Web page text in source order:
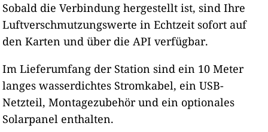
Sobald die Verbindung hergestellt ist, sind Ihre
Luftverschmutzungswerte in Echtzeit sofort auf
den Karten und über die API verfügbar.
Im Lieferumfang der Station sind ein 10 Meter
langes wasserdichtes Stromkabel, ein USB-
Netzteil, Montagezubehör und ein optionales
Solarpanel enthalten.